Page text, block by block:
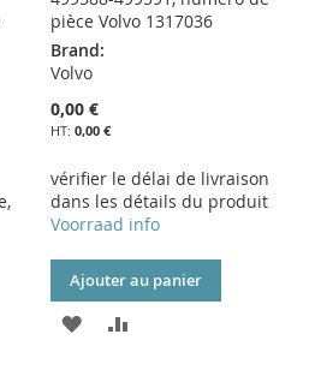
pièce Volvo 1317036
Brand:
Volvo
0,00 €
0,00 €
vérifier le délai de livraison
dans les détails du produit
Voorraad info
Ajouter au panier
AJOUTER